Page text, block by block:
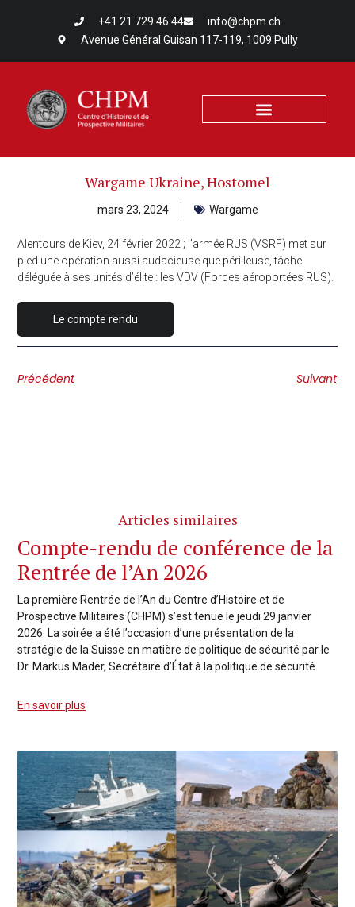
+41 21 729 46 44
info@chpm.ch
Avenue Général Guisan 117-119, 1009 Pully
Wargame Ukraine, Hostomel
mars 23, 2024 Wargame
Alentours de Kiev, 24 février 2022 ; l’armée RUS (VSRF) met sur
pied une opération aussi audacieuse que périlleuse, tâche
déléguée à ses unités d’élite : les VDV (Forces aéroportées RUS).
Le compte rendu
Précédent Suivant
Articles similaires
Compte-rendu de conférence de la
Rentrée de l’An 2026
La première Rentrée de l’An du Centre d’Histoire et de
Prospective Militaires (CHPM) s’est tenue le jeudi 29 janvier
2026. La soirée a été l’occasion d’une présentation de la
stratégie de la Suisse en matière de politique de sécurité par le
Dr. Markus Mäder, Secrétaire d’État à la politique de sécurité.
En savoir plus